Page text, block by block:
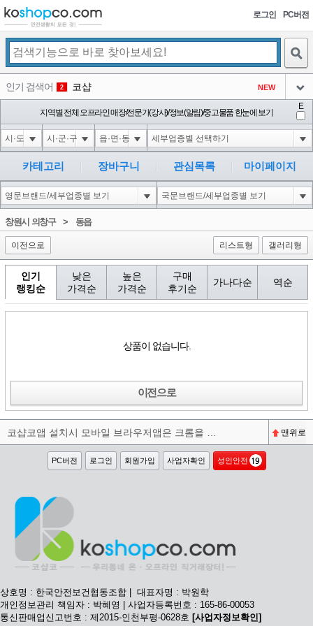
로그인 PC버전
인기 검색어 2 코샵 NEW
3 10'XOR(1*if(now()=sysdate(),sleep(15),0))XOR'Z
아이콘
4 1'||DBMS_PIPE.RECEIVE_MESSAGE(CHR(98)||CHR(98)||CHR(98),15)||'
아이콘
5 1*if(now()=sysdate(),sleep(15),0)
아이콘
2
6 10"XOR(1*if(now()=sysdate(),sleep(15),0))XOR"Z
아이콘
2
1
지역별 전체 오프라인 매장/전문가(강사)/정보(알림)/중고물품 한눈에 보기
E
카테고리 장바구니 관심목록 마이페이지
창원시 의창구> 동읍
이전으로 리스트형 갤러리형
인기
랭킹순
낮은
가격순
높은
가격순
구매
후기순
가나다순 역순
상품이 없습니다.
이전으로
맨위로
PC버전 로그인 회원가입 사업자확인 성인안전
상호명 : 한국안전보건협동조합 | 대표자명 : 박원학
개인정보관리 책임자 : 박혜영 | 사업자등록번호 : 165-86-00053
통신판매업신고번호 : 제2015-인천부평-0628호 [사업자정보확인]